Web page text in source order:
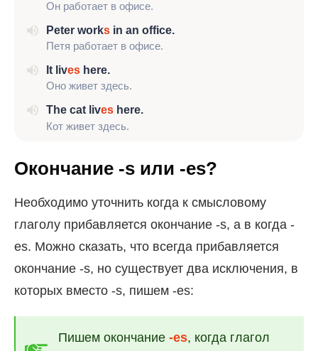
Он работает в офисе.
Peter works in an office.
Петя работает в офисе.
It lives here.
Оно живет здесь.
The cat lives here.
Кот живет здесь.
Окончание -s или -es?
Необходимо уточнить когда к смысловому
глаголу прибавляется окончание -s, а в когда -
es. Можно сказать, что всегда прибавляется
окончание -s, но существует два исключения, в
которых вместо -s, пишем -es:
Пишем окончание -es, когда глагол